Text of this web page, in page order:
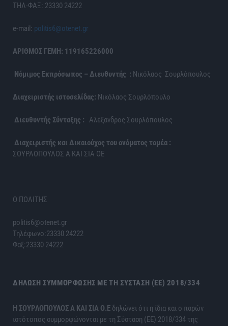
ΤΗΛ-ΦΑΞ: 23330 24222
e-mail: politis6@otenet.gr
ΑΡΙΘΜΟΣ ΓΕΜΗ: 119165226000
Νόμιμος Εκπρόσωπος – Διευθυντής : Νικόλαος Σουρλόπουλος
Διαχειριστής ιστοσελίδας: Νικόλαος Σουρλόπουλο
Διευθυντής Σύνταξης : Αλέξανδρος Σουρλόπουλος
Διαχειριστής και Δικαιούχος του ονόματος τομέα :
ΣΟΥΡΛΟΠΟΥΛΟΣ Α ΚΑΙ ΣΙΑ ΟΕ
Ο ΠΟΛΙΤΗΣ
politis6@otenet.gr
Τηλέφωνο:23330 24222
Φαξ:23330 24222
ΔΉΛΩΣΗ ΣΥΜΜΌΡΦΩΣΗΣ ΜΕ ΤΗ ΣΎΣΤΑΣΗ (ΕΕ) 2018/334
H ΣΟΥΡΛΟΠΟΥΛΟΣ Α ΚΑΙ ΣΙΑ Ο.Ε δηλώνει ότι η ίδια και ο παρών
ιστότοπος συμμορφώνονται με τη Σύσταση (ΕΕ) 2018/334 της